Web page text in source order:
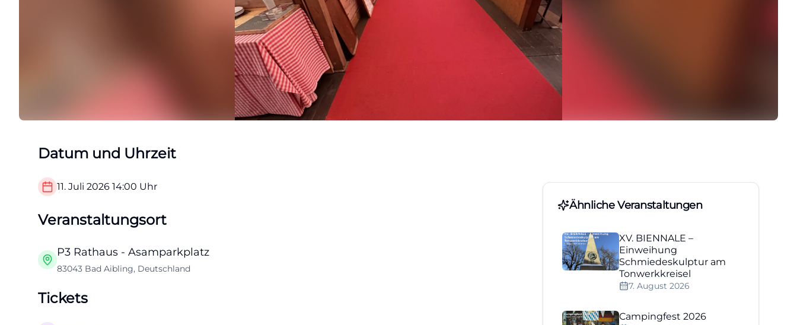
Datum und Uhrzeit
11. Juli 2026 14:00 Uhr
Veranstaltungsort
P3 Rathaus - Asamparkplatz
83043 Bad Aibling, Deutschland
Tickets
Ähnliche Veranstaltungen
XV. BIENNALE –
Einweihung
Schmiedeskulptur am
Tonwerkkreisel
7. August 2026
Campingfest 2026